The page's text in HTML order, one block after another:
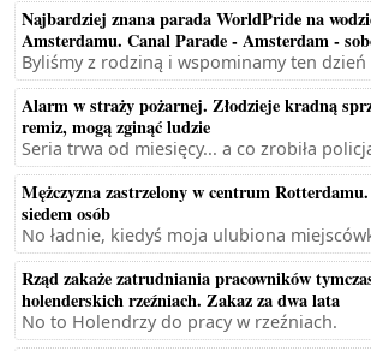
Najbardziej znana parada WorldPride na
Amsterdamu. Canal Parade - Amsterdam -
Byliśmy z rodziną i wspominamy ten
Alarm w straży pożarnej. Złodzieje kradną
remiz, mogą zginąć ludzie
Seria trwa od miesięcy... a co zrobiła
Mężczyzna zastrzelony w centrum
siedem osób
No ładnie, kiedyś moja ulubiona
Rząd zakaże zatrudniania pracowników
holenderskich rzeźniach. Zakaz za dwa lata
No to Holendrzy do pracy w rzeźniach.